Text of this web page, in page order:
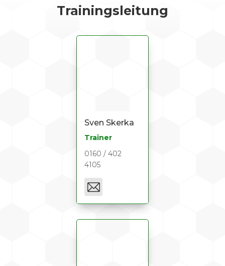
Trainingsleitung
Sven Skerka
Trainer
0160 / 402
4105